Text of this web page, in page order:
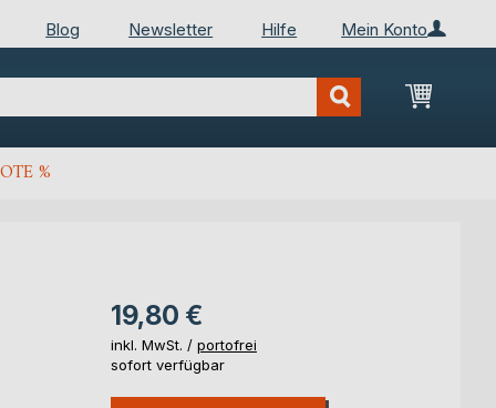
Mein Konto
Blog Newsletter Hilfe
Mein
%
19,80 €
inkl. MwSt. / portofrei
sofort verfügbar